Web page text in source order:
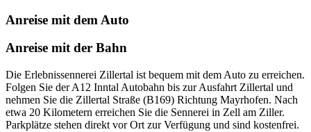
Anreise mit dem Auto
Anreise mit der Bahn
Die Erlebnissennerei Zillertal ist bequem mit dem Auto zu erreichen.
Folgen Sie der A12 Inntal Autobahn bis zur Ausfahrt Zillertal und
nehmen Sie die Zillertal Straße (B169) Richtung Mayrhofen. Nach
etwa 20 Kilometern erreichen Sie die Sennerei in Zell am Ziller.
Parkplätze stehen direkt vor Ort zur Verfügung und sind kostenfrei.